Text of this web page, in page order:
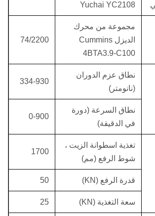
Yuchai YC2108
مجموعة من محرك
الديزل Cummins
4BTA3.9-C100
74/2200
نطاق عزم الدوران
(نانومتر)
334-930
نطاق السرعة (دورة
في الدقيقة)
0-900
تغذية اسطوانة الزيت ،
شوط الرفع (مم)
1700
قدرة الرفع (KN) 50
سعة التغذية (KN) 25